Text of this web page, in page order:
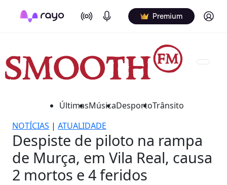
On Air Podcasts Premium Log in
ÚltimasMúsicaDesportoTrânsito
NOTÍCIAS | ATUALIDADE
Despiste de piloto na rampa
de Murça, em Vila Real, causa
2 mortos e 4 feridos